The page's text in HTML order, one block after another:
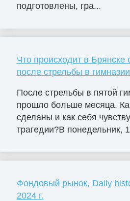
подготовлены, гра...
Что происходит в Брянске
после стрельбы в
После стрельбы в пятой
прошло больше месяца.
сделаны и как себя
трагедии?В понедельник,
Фондовый рынок, Daily
2024 г.